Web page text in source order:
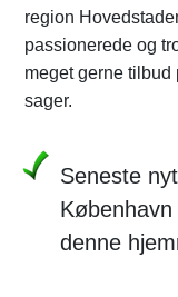
region
passionerede og
meget gerne tilbud
sager.
Seneste
denne